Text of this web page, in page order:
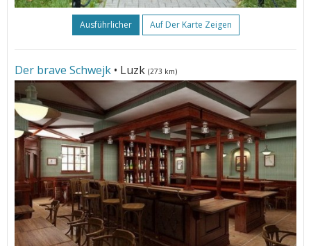
Ausführlicher Auf Der Karte Zeigen
Der brave Schwejk • Luzk (273 km)